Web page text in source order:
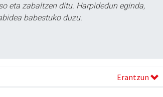
eta zabaltzen ditu. Harpidedun eginda,
babestuko duzu.
Erantzun